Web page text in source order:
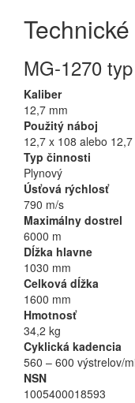
MG-1270
Kaliber
12,7 mm
Použitý náboj
12,7 x 108 alebo
Typ činnosti
Plynový
Úsťová rýchlosť
790 m/s
Maximálny dostrel
6000 m
Dĺžka hlavne
1030 mm
Celková dĺžka
1600 mm
Hmotnosť
34,2 kg
Cyklická kadencia
560 – 600 výstrelov/
NSN
1005400018593